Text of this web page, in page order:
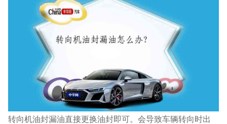
转向机油封漏油直接更换油封即可。会导致车辆转向时出